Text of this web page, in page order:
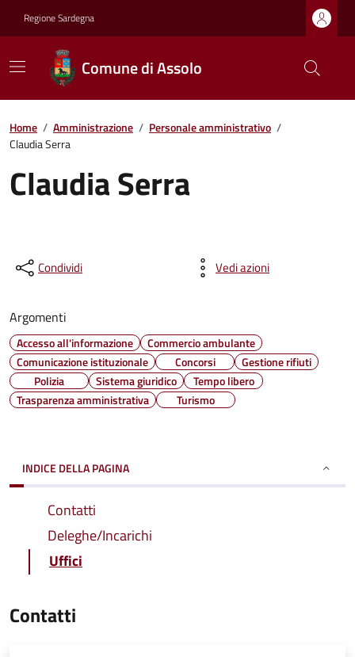
Regione Sardegna
Comune di Assolo
Home / Amministrazione / Personale amministrativo /
Claudia Serra
Claudia Serra
Condividi Vedi azioni
Argomenti
Accesso all'informazione
Commercio ambulante
Comunicazione istituzionale
Concorsi
Gestione rifiuti
Polizia
Sistema giuridico
Tempo libero
Trasparenza amministrativa
Turismo
INDICE DELLA PAGINA
Contatti
Deleghe/Incarichi
Uffici
Contatti